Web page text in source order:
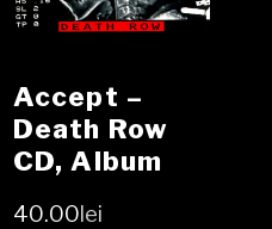
Accept –
Death Row
CD, Album
40.00lei